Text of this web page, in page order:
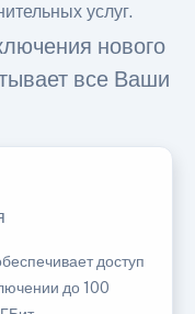
услуг.
нового
все Ваши
доступ
до 100